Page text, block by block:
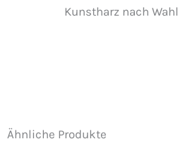
Kunstharz nach Wahl
Ähnliche Produkte